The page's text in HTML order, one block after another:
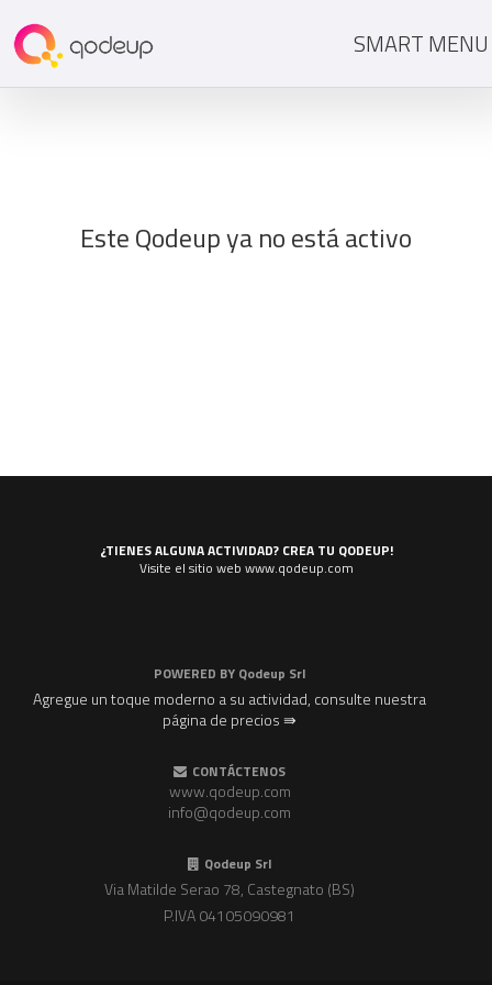
SMART MENU
Este Qodeup ya no está activo
¿TIENES ALGUNA ACTIVIDAD? CREA TU QODEUP!
Visite el sitio web www.qodeup.com
POWERED BY Qodeup Srl
Agregue un toque moderno a su actividad, consulte nuestra
página de precios ⇛
CONTÁCTENOS
www.qodeup.com
info@qodeup.com
Qodeup Srl
Via Matilde Serao 78, Castegnato (BS)
P.IVA 04105090981